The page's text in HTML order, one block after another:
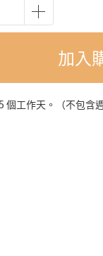
加入
工作天。（不包含